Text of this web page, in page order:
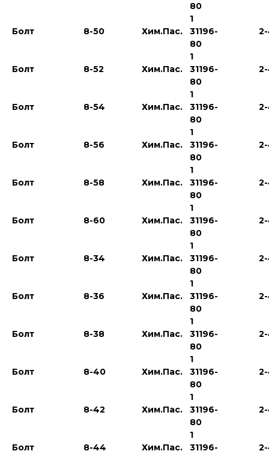
80
Болт 8-50 Хим.Пас.
1
31196-
80
Болт 8-52 Хим.Пас.
1
31196-
80
Болт 8-54 Хим.Пас.
1
31196-
80
Болт 8-56 Хим.Пас.
1
31196-
80
Болт 8-58 Хим.Пас.
1
31196-
80
Болт 8-60 Хим.Пас.
1
31196-
80
Болт 8-34 Хим.Пас.
1
31196-
80
Болт 8-36 Хим.Пас.
1
31196-
80
Болт 8-38 Хим.Пас.
1
31196-
80
Болт 8-40 Хим.Пас.
1
31196-
80
Болт 8-42 Хим.Пас.
1
31196-
80
Болт 8-44 Хим.Пас.
1
31196-